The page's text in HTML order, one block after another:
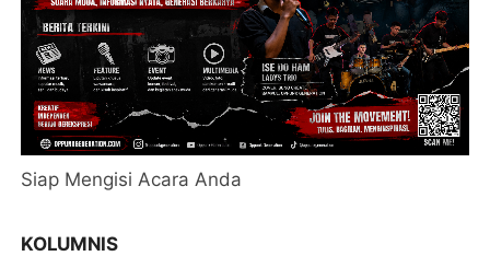
Siap Mengisi Acara Anda
KOLUMNIS